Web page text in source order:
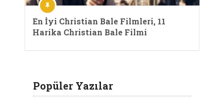
En İyi Christian Bale Filmleri, 11
Harika Christian Bale Filmi
Popüler Yazılar